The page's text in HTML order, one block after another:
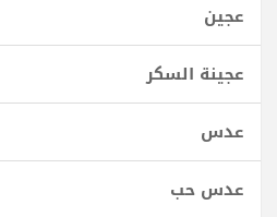
عجين
عجينة السكر
عدس
عدس حب